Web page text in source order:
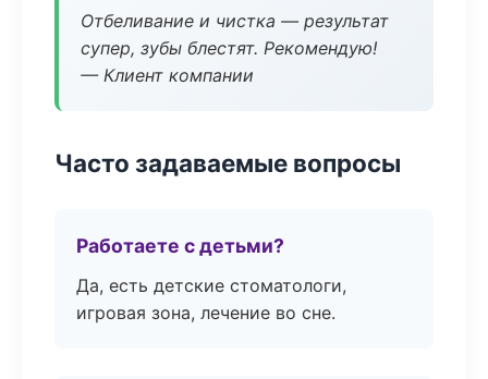
Отбеливание и чистка — результат
супер, зубы блестят. Рекомендую!
— Клиент компании
Часто задаваемые вопросы
Работаете с детьми?
Да, есть детские стоматологи,
игровая зона, лечение во сне.